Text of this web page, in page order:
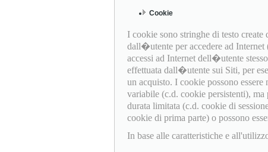
Cookie
I cookie sono stringhe di testo
dall�utente per accedere ad Internet
accessi ad Internet dell�utente
effettuata dall�utente sui Siti, per
un acquisto. I cookie possono
variabile (c.d. cookie persistenti), ma
durata limitata (c.d. cookie di
cookie di prima parte) o possono
In base alle caratteristiche e